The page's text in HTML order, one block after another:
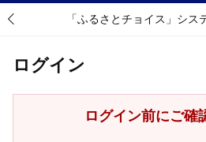
「ふるさとチョイス」シス
ログイン
ログイン前にご確